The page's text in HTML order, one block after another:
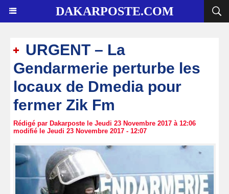
DAKARPOSTE.COM
URGENT – La
Gendarmerie perturbe les
locaux de Dmedia pour
fermer Zik Fm
Rédigé par Dakarposte le Jeudi 23 Novembre 2017 à 12:06
modifié le Jeudi 23 Novembre 2017 - 12:07